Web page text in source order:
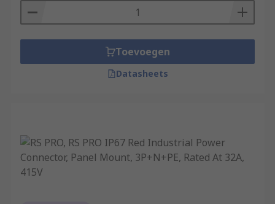
Toevoegen
Datasheets